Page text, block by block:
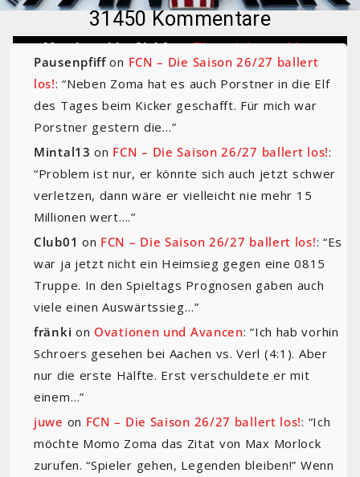
31450 Kommentare
++ Matchweek! + ClubfansTippspiel anmelden++
Pausenpfiffon FCN – Die Saison 26/27 ballert
los!: “Neben Zoma hat es auch Porstner in die Elf
des Tages beim Kicker geschafft. Für mich war
Porstner gestern die…”
Mintal13 on FCN – Die Saison 26/27 ballert los!:
“Problem ist nur, er könnte sich auch jetzt schwer
verletzen, dann wäre er vielleicht nie mehr 15
Millionen wert….”
Club01 on FCN – Die Saison 26/27 ballert los!: “Es
war ja jetzt nicht ein Heimsieg gegen eine 0815
Truppe. In den Spieltags Prognosen gaben auch
viele einen Auswärtssieg…”
fränki on Ovationen und Avancen: “Ich hab vorhin
Schroers gesehen bei Aachen vs. Verl (4:1). Aber
nur die erste Hälfte. Erst verschuldete er mit
einem…”
juwe on FCN – Die Saison 26/27 ballert los!: “Ich
möchte Momo Zoma das Zitat von Max Morlock
zurufen. “Spieler gehen, Legenden bleiben!” Wenn